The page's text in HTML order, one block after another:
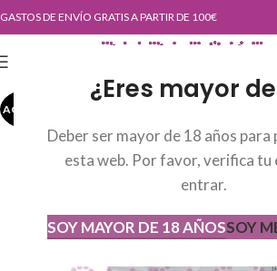
¿Eres mayor de
Deber ser mayor de 18 años
esta web. Por favor, verifica tu
entrar.
SOY MAYOR DE 18 AÑOSSOY
GASTOS DE ENVÍO GRATIS A PARTIR DE 100€
AGOT
AGOTADO